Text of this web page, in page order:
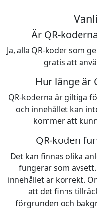
Är QR-
Ja, alla QR-koder som
gratis att
Hur länge är
QR-koderna är giltiga
och innehållet kan
kommer att
QR-koden
Det kan finnas olika
fungerar som
innehållet är korrekt.
att det finns
förgrunden och